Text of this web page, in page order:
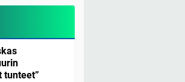
tunteet”